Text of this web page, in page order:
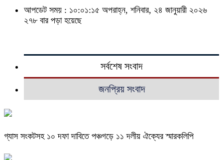
আপডেট সময় : ১০:০১:১৫ অপরাহ্ন, শনিবার, ২৪ জানুয়ারী ২০২৬
২৭৮ বার পড়া হয়েছে
সর্বশেষ সংবাদ
জনপ্রিয় সংবাদ
গ্যাস সংকটসহ ১০ দফা দাবিতে পঞ্চগড়ে ১১ দলীয় ঐক্যের স্মারকলিপি